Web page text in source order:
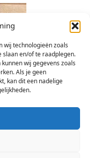
wij technologieën zoals
en/of te raadplegen.
wij gegevens zoals
Als je geen
kan dit een nadelige